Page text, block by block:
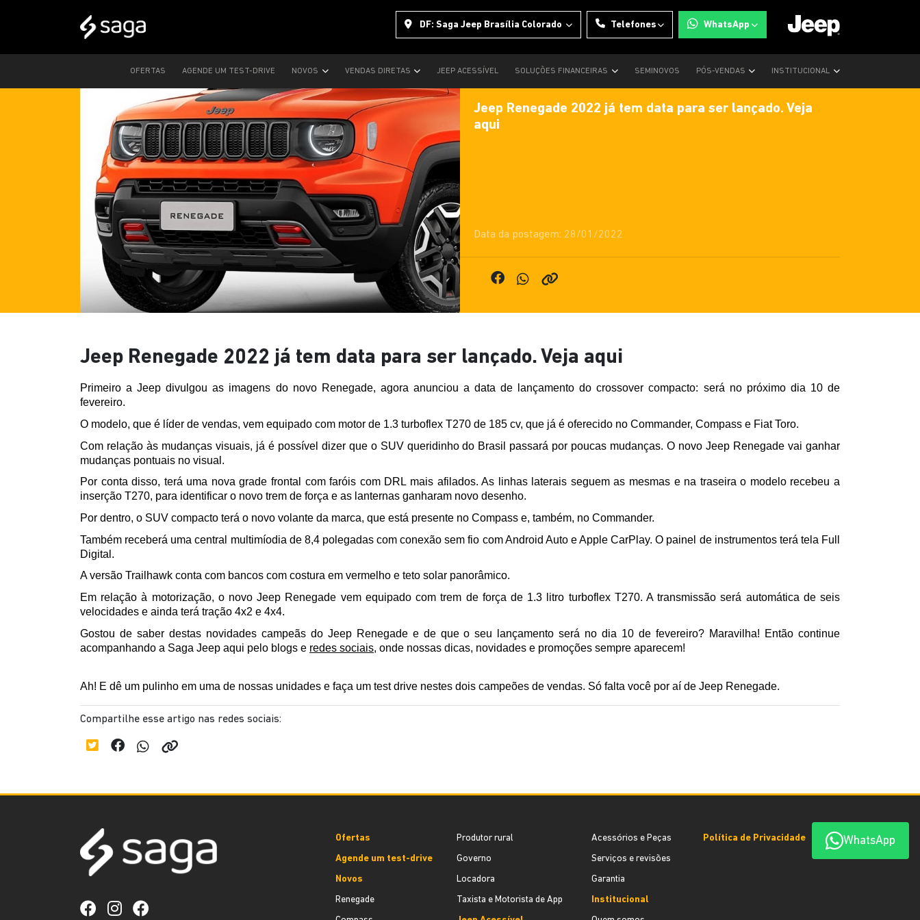
DF: Saga Jeep Brasília Colorado Telefones WhatsApp
OFERTAS AGENDE UM TEST-DRIVE NOVOS VENDAS DIRETAS JEEP ACESSÍVEL SOLUÇÕES FINANCEIRAS SEMINOVOS PÓS-VENDAS INSTITUCIONAL
Jeep Renegade 2022 já tem data para ser lançado. Veja
aqui
Data da postagem: 28/01/2022
Jeep Renegade 2022 já tem data para ser lançado. Veja aqui
Primeiro a Jeep divulgou as imagens do novo Renegade, agora anunciou a data de lançamento do crossover compacto: será no próximo dia 10 de
fevereiro.
O modelo, que é líder de vendas, vem equipado com motor de 1.3 turboflex T270 de 185 cv, que já é oferecido no Commander, Compass e Fiat Toro.
Com relação às mudanças visuais, já é possível dizer que o SUV queridinho do Brasil passará por poucas mudanças. O novo Jeep Renegade vai ganhar
mudanças pontuais no visual.
Por conta disso, terá uma nova grade frontal com faróis com DRL mais afilados. As linhas laterais seguem as mesmas e na traseira o modelo recebeu a
inserção T270, para identificar o novo trem de força e as lanternas ganharam novo desenho.
Por dentro, o SUV compacto terá o novo volante da marca, que está presente no Compass e, também, no Commander.
Também receberá uma central multimíodia de 8,4 polegadas com conexão sem fio com Android Auto e Apple CarPlay. O painel de instrumentos terá tela Full
Digital.
A versão Trailhawk conta com bancos com costura em vermelho e teto solar panorâmico.
Em relação à motorização, o novo Jeep Renegade vem equipado com trem de força de 1.3 litro turboflex T270. A transmissão será automática de seis
velocidades e ainda terá tração 4x2 e 4x4.
Gostou de saber destas novidades campeãs do Jeep Renegade e de que o seu lançamento será no dia 10 de fevereiro? Maravilha! Então continue
acompanhando a Saga Jeep aqui pelo blogs e redes sociais, onde nossas dicas, novidades e promoções sempre aparecem!
Ah! E dê um pulinho em uma de nossas unidades e faça um test drive nestes dois campeões de vendas. Só falta você por aí de Jeep Renegade.
Compartilhe esse artigo nas redes sociais:
WhatsApp
Ofertas
Agende um test-drive
Novos
Renegade
Produtor rural
Governo
Locadora
Taxista e Motorista de App
Acessórios e Peças
Serviços e revisões
Garantia
Institucional
Política de Privacidade